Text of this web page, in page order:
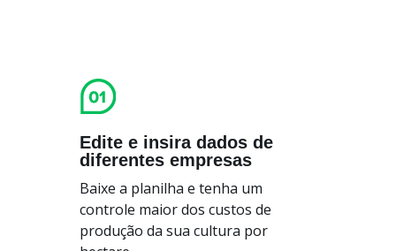
Edite e insira dados de
diferentes empresas
Baixe a planilha e tenha um
controle maior dos custos de
produção da sua cultura por